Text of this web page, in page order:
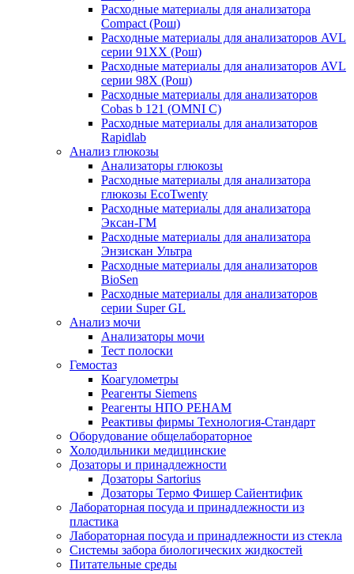
Расходные материалы для анализатора
Compact (Рош)
Расходные материалы для анализаторов AVL
серии 91ХХ (Рош)
Расходные материалы для анализаторов AVL
серии 98Х (Рош)
Расходные материалы для анализаторов
Cobas b 121 (OMNI C)
Расходные материалы для анализаторов
Rapidlab
Анализ глюкозы
Анализаторы глюкозы
Расходные материалы для анализатора
глюкозы EcoTwenty
Расходные материалы для анализатора
Эксан-ГМ
Расходные материалы для анализатора
Энзискан Ультра
Расходные материалы для анализаторов
BioSen
Расходные материалы для анализаторов
серии Super GL
Анализ мочи
Анализаторы мочи
Тест полоски
Гемостаз
Коагулометры
Реагенты Siemens
Реагенты НПО РЕНАМ
Реактивы фирмы Технология-Стандарт
Оборудование общелабораторное
Холодильники медицинские
Дозаторы и принадлежности
Дозаторы Sartorius
Дозаторы Термо Фишер Сайентифик
Лабораторная посуда и принадлежности из
пластика
Лабораторная посуда и принадлежности из стекла
Системы забора биологических жидкостей
Питательные среды